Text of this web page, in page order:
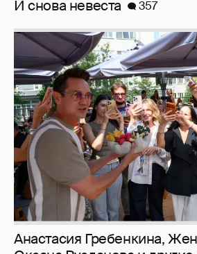
Анастасия Гребенкина,
Оксана Русланова и другие
фестиваля «Баланс вкуса и
рассматриваем летние